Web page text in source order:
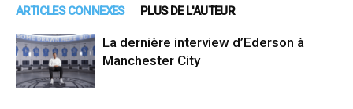
ARTICLES CONNEXES PLUS DE L'AUTEUR
La dernière interview d’Ederson à
Manchester City